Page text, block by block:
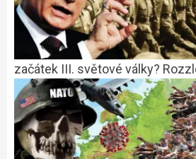
začátek III. světové války?